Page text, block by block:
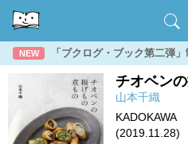
NEW 「ブクログ・ブック第二弾
チオベン
山本千織
KADOKAWA
(2019.11.28)